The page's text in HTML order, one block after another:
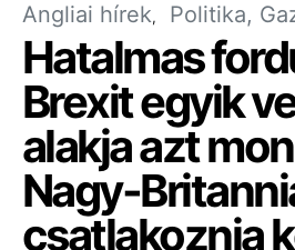
Angliai hírek Politika,
Hatalmas
Brexit egyik
alakja azt
Nagy-
csatlakoznia